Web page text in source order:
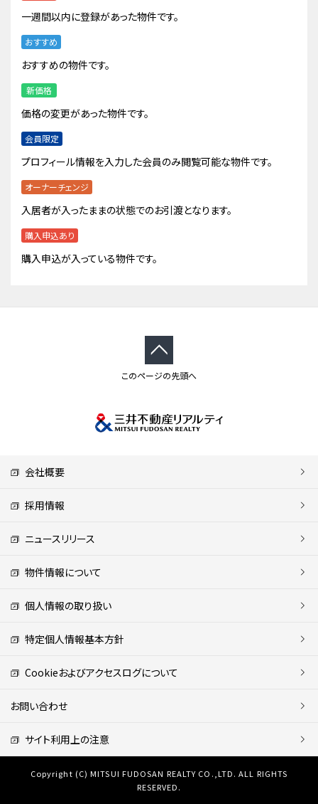
一週間以内に登録があった物件です。
おすすめ
おすすめの物件です。
新価格
価格の変更があった物件です。
会員限定
プロフィール情報を入力した会員のみ閲覧可能な物件です。
オーナーチェンジ
入居者が入ったままの状態でのお引渡となります。
購入申込あり
購入申込が入っている物件です。
このページの先頭へ
会社概要
採用情報
ニュースリリース
物件情報について
個人情報の取り扱い
特定個人情報基本方針
Cookieおよびアクセスログについて
お問い合わせ
サイト利用上の注意
Copyright (C) MITSUI FUDOSAN REALTY CO.,LTD. ALL RIGHTS
RESERVED.